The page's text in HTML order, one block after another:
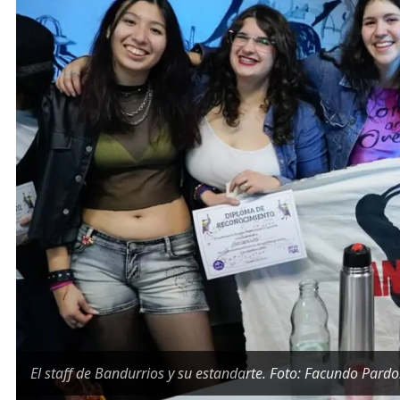
El staff de Bandurrios y su estandarte. Foto: Facundo